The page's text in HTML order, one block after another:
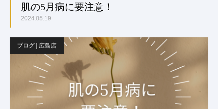
肌の5月病に要注意！
2024.05.19
ブログ | 広島店